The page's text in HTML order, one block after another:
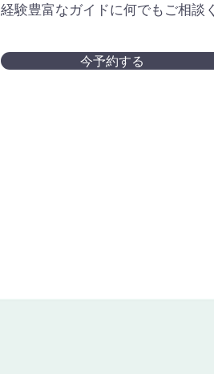
経験豊富なガイドに何でもご相談
今予約する